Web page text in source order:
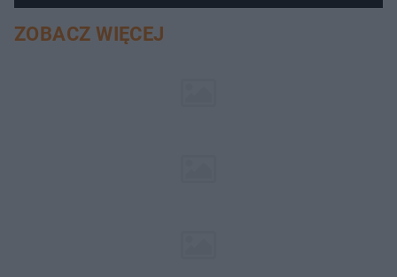
ZOBACZ WIĘCEJ